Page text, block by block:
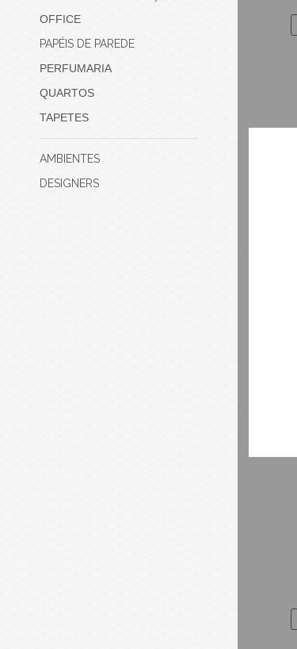
OFFICE
PAPÉIS DE PAREDE
PERFUMARIA
QUARTOS
TAPETES
AMBIENTES
DESIGNERS